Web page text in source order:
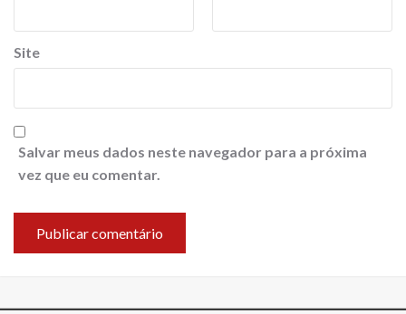
Site
Salvar meus dados neste navegador para a próxima
vez que eu comentar.